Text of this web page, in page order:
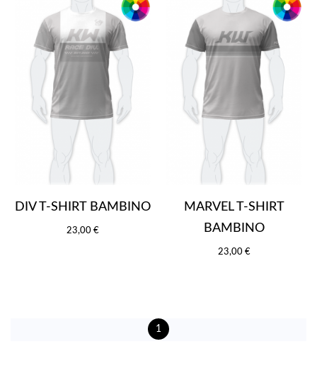
DIV T-SHIRT BAMBINO
23,00 €
MARVEL T-SHIRT
BAMBINO
23,00 €
1